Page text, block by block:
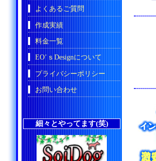
よくあるご質問
作成実績
料金一覧
EO’ｓDesignについて
プライバシーポリシー
お問い合わせ
細々とやってます(笑)